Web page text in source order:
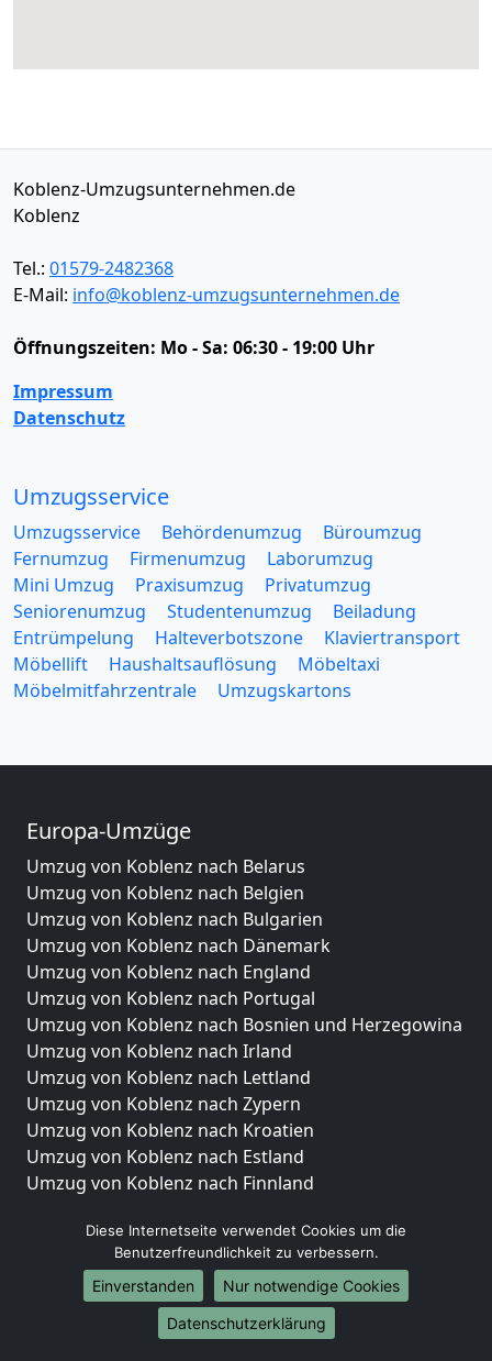
Koblenz-Umzugsunternehmen.de
Koblenz
Tel.: 01579-2482368
E-Mail: info@koblenz-umzugsunternehmen.de
Öffnungszeiten: Mo - Sa: 06:30 - 19:00 Uhr
Impressum
Datenschutz
Umzugsservice
Umzugsservice Behördenumzug
Büroumzug
Fernumzug
Firmenumzug
Laborumzug
Mini Umzug
Praxisumzug
Privatumzug
Seniorenumzug
Studentenumzug
Beiladung
Entrümpelung
Halteverbotszone
Klaviertransport
Möbellift
Haushaltsauflösung
Möbeltaxi
Möbelmitfahrzentrale
Umzugskartons
Europa-Umzüge
Umzug von Koblenz nach Belarus
Umzug von Koblenz nach Belgien
Umzug von Koblenz nach Bulgarien
Umzug von Koblenz nach Dänemark
Umzug von Koblenz nach England
Umzug von Koblenz nach Portugal
Umzug von Koblenz nach Bosnien und Herzegowina
Umzug von Koblenz nach Irland
Umzug von Koblenz nach Lettland
Umzug von Koblenz nach Zypern
Umzug von Koblenz nach Kroatien
Umzug von Koblenz nach Estland
Umzug von Koblenz nach Finnland
Umzug von Koblenz nach Griechenland
Umzug von Koblenz nach Italien
Umzug von Koblenz nach Liechtenstein
Umzug von Koblenz nach Luxemburg
Umzug von Koblenz nach Niederlande
Diese Internetseite verwendet Cookies um die
Benutzerfreundlichkeit zu verbessern.
Einverstanden
Nur notwendige Cookies
Datenschutzerklärung